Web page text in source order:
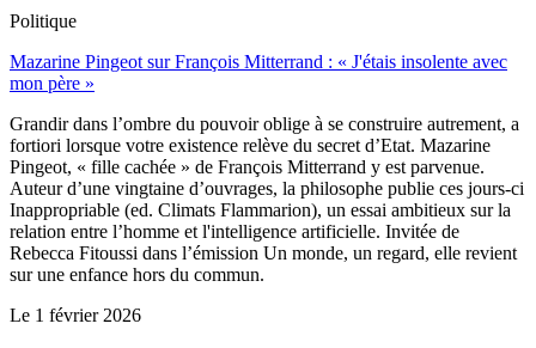
Politique
Mazarine Pingeot sur François Mitterrand : « J'étais insolente avec
mon père »
Grandir dans l’ombre du pouvoir oblige à se construire autrement, a
fortiori lorsque votre existence relève du secret d’Etat. Mazarine
Pingeot, « fille cachée » de François Mitterrand y est parvenue.
Auteur d’une vingtaine d’ouvrages, la philosophe publie ces jours-ci
Inappropriable (ed. Climats Flammarion), un essai ambitieux sur la
relation entre l’homme et l'intelligence artificielle. Invitée de
Rebecca Fitoussi dans l’émission Un monde, un regard, elle revient
sur une enfance hors du commun.
Le 1 février 2026